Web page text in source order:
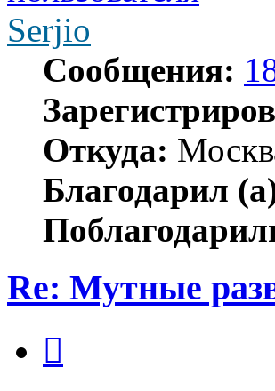
Serjio
Сообщения:
Откуда:
Благодарил
Re: Мутные